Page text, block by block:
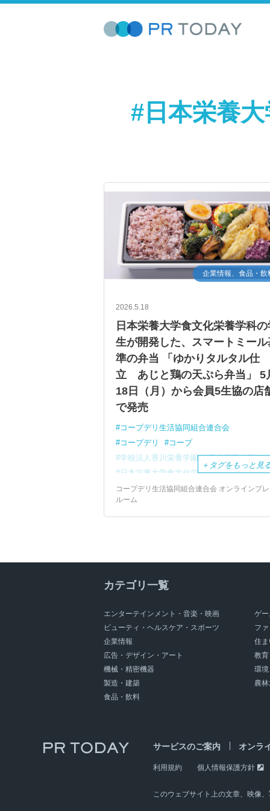
#日本栄養
企業情報、食品・飲
2026.5.18
日本栄養大学食文化栄養学科の
生が開発した、スマートミール
準の弁当 「ゆかりタルタル仕
立 あじと鶏の天ぷら弁当」 5
18日（月）から会員5生協の店
で発売
コープデリ生活協同組合連合会
コープデリ
コープ
学校法人香川栄養学園
日本栄養大学
日本栄養大学食文化栄養学科
お弁当
学生
開発
＋ タグをもっと見
コープデリ生活協同組合連合会 オンラインプ
ルーム
カテゴリ一覧
エンターテインメント・音楽・映画
ゲ
ビューティ・ヘルスケア・スポーツ
フ
企業情報
住
広告・デザイン・アート
教
機械・精密機器
環
製造・建築
農
食品・飲料
サービスのご案内 オンラ
利用規約 個人情報保護方針
このウェブサイト上の文章、映像